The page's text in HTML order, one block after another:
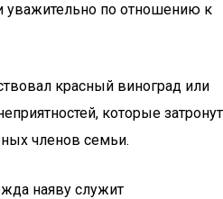
уважительно по отношению к
красный виноград или
которые затронут
членов семьи.
наяву служит